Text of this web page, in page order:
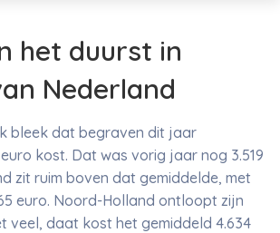
het duurst in
Nederland
bleek dat begraven dit jaar
kost. Dat was vorig jaar nog 3.519
zit ruim boven dat gemiddelde, met
euro. Noord-Holland ontloopt zijn
veel, daat kost het gemiddeld 4.634